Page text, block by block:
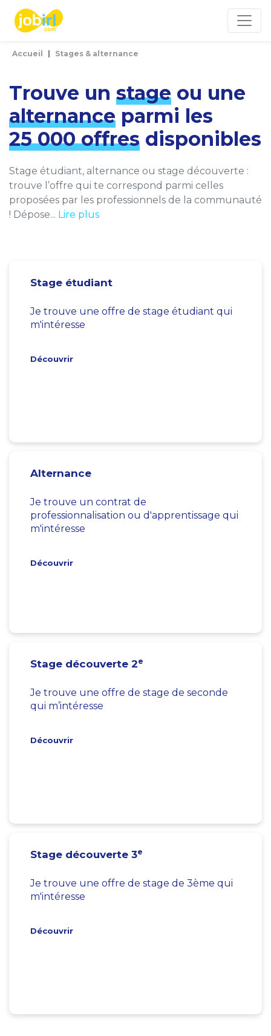
Accueil Stages & alternance
Trouve un stage ou une
alternance parmi les
25 000 offres disponibles
Stage étudiant, alternance ou stage découverte :
trouve l’offre qui te correspond parmi celles
proposées par les professionnels de la communauté
! Dépose... Lire plus
Stage étudiant
Je trouve une offre de stage étudiant qui
m'intéresse
Découvrir
Alternance
Je trouve un contrat de
professionnalisation ou d'apprentissage qui
m'intéresse
Découvrir
Stage découverte 2e
Je trouve une offre de stage de seconde
qui m’intéresse
Découvrir
Stage découverte 3e
Je trouve une offre de stage de 3ème qui
m'intéresse
Découvrir
Panneau de gestion des cookies